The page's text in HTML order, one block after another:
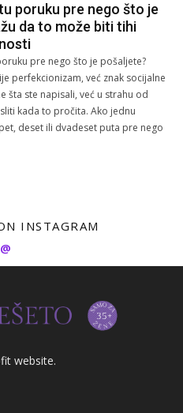
poruku pre nego što je
da to može biti tihi
pre nego što je pošaljete?
perfekcionizam, već znak socijalne
šta ste napisali, već u strahu od
kada to pročita. Ako jednu
deset ili dvadeset puta pre nego
INSTAGRAM
@
website.